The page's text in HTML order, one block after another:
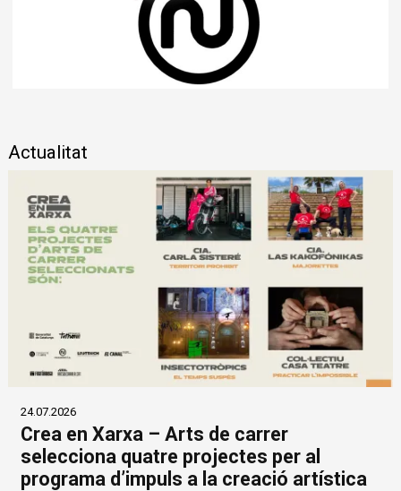
Actualitat
24.07.2026
Crea en Xarxa – Arts de carrer
selecciona quatre projectes per al
programa d’impuls a la creació artística